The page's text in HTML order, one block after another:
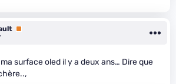
Premium
surface oled il y a deux ans… Dire que